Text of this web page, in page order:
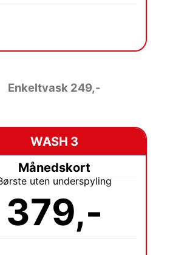
Enkeltvask 249,-
WASH 3
Månedskort
uten underspyling
379,-